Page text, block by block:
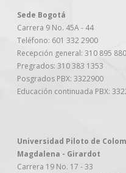
Sede Bogotá
Carrera 9 No. 45A - 44
Teléfono: 601 332 2900
Recepción general: 310 895
Pregrados: 310 383 1353
Posgrados PBX: 3322900
Educación continuada PBX:
Universidad Piloto de
Magdalena - Girardot
Carrera 19 No. 17 - 33